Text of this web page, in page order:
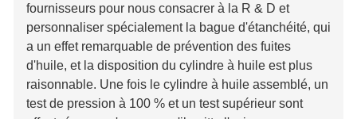
fournisseurs pour nous consacrer à la R & D et
personnaliser spécialement la bague d'étanchéité, qui
a un effet remarquable de prévention des fuites
d'huile, et la disposition du cylindre à huile est plus
raisonnable. Une fois le cylindre à huile assemblé, un
test de pression à 100 % et un test supérieur sont
effectués pour s'assurer qu'il quitte l'usine sans